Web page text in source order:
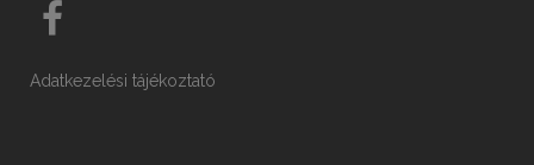
Adatkezelési tájékoztató